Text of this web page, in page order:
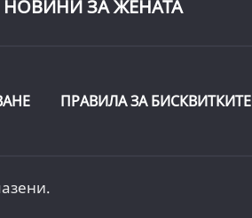
НОВИНИ ЗА ЖЕНАТА
ПРАВИЛА ЗА БИСКВИТКИТЕ